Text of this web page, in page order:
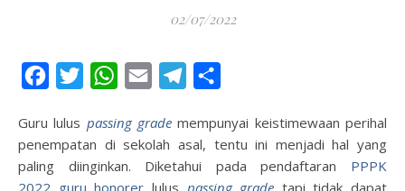
02/07/2022
FacebookTwitterWhatsApp
Email Telegram
Guru lulus passing grade mempunyai keistimewaan perihal
penempatan di sekolah asal, tentu ini menjadi hal yang
paling diinginkan. Diketahui pada pendaftaran PPPK
2022 guru honorer lulus passing grade tapi tidak dapat